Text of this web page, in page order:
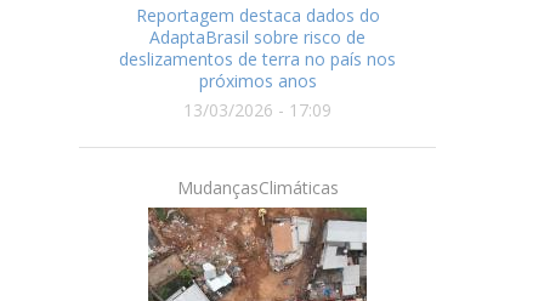
Reportagem destaca dados do
AdaptaBrasil sobre risco de
deslizamentos de terra no país nos
próximos anos
13/03/2026 - 17:09
MudançasClimáticas